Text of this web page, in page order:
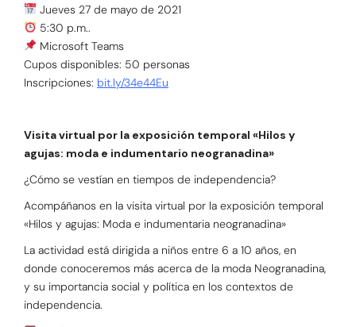
Jueves 27 de mayo de 2021 ⁣
5:30 p.m.. ⁣
Microsoft Teams ⁣
Cupos disponibles: 50 personas⁣
Inscripciones: bit.ly/34e44Eu
Visita virtual por la exposición temporal «Hilos y
agujas: moda e indumentario neogranadina»
¿Cómo se vestían en tiempos de independencia?
Acompáñanos en la visita virtual por la exposición temporal
«Hilos y agujas: Moda e indumentaria neogranadina»
La actividad está dirigida a niños entre 6 a 10 años, en
donde conoceremos más acerca de la moda Neogranadina,
y su importancia social y política en los contextos de
independencia.